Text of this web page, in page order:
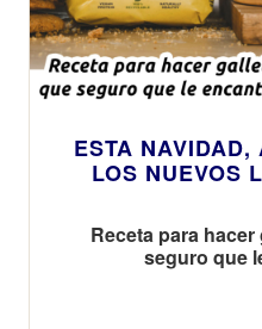
ESTA NAVIDAD,
LOS NUEVOS
Receta para
seguro que